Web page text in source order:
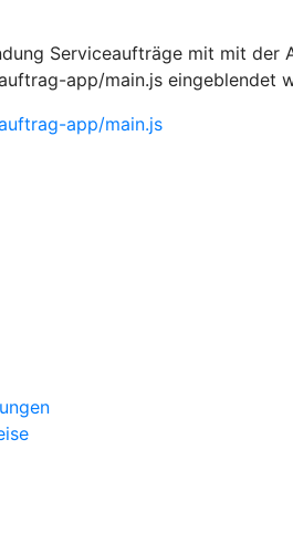
Serviceaufträge mit mit der
app/main.js eingeblendet
app/main.js